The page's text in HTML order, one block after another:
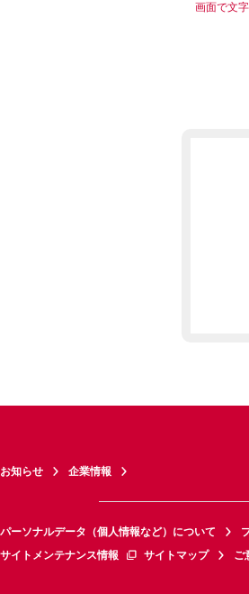
画面で文
お知らせ 企業情報
パーソナルデータ（個人情報など）について
サイトメンテナンス情報
サイトマップ ご